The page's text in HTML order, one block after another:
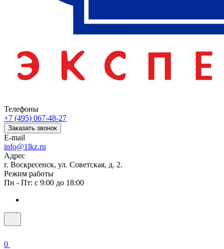
Телефоны
+7 (495) 067-48-27
Заказать звонок
E-mail
info@1lkz.ru
Адрес
г. Воскресенск, ул. Советская, д. 2.
Режим работы
Пн - Пт: с 9:00 до 18:00
0